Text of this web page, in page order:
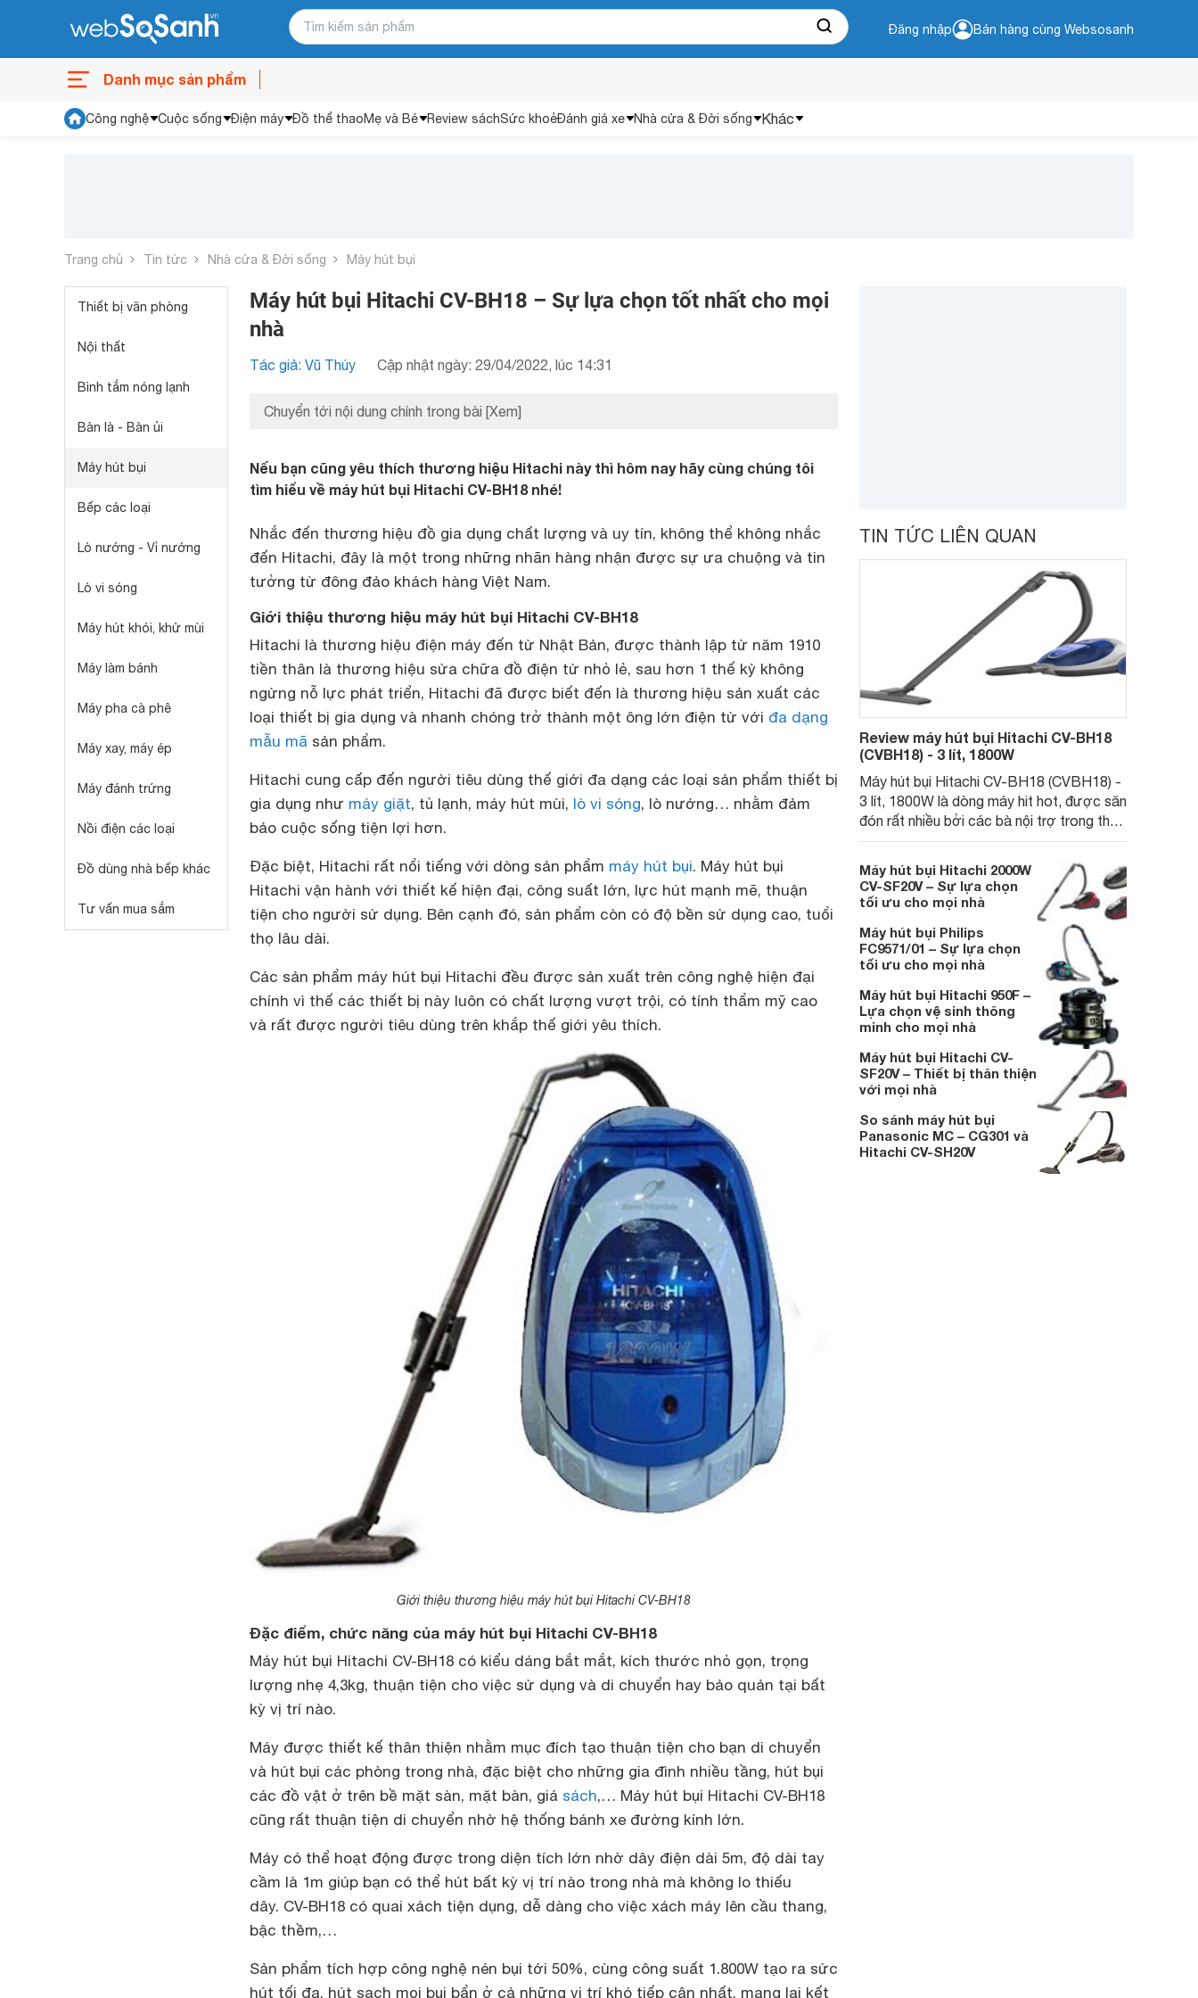
Đăng nhập Bán hàng cùng Websosanh
Danh mục sản phẩm
Công nghệ Cuộc sống Điện máy Đồ thể thaoMẹ và Bé Review sáchSức khoẻĐánh giá xe Nhà cửa & Đời sống Khác
Trang chủ Tin tức Nhà cửa & Đời sống Máy hút bụi
Thiết bị văn phòng
Nội thất
Bình tắm nóng lạnh
Bàn là - Bàn ủi
Máy hút bụi
Bếp các loại
Lò nướng - Vỉ nướng
Lò vi sóng
Máy hút khói, khử mùi
Máy làm bánh
Máy pha cà phê
Máy xay, máy ép
Máy đánh trứng
Nồi điện các loại
Đồ dùng nhà bếp khác
Tư vấn mua sắm
Máy hút bụi Hitachi CV-BH18 – Sự lựa chọn tốt nhất cho mọi
nhà
Tác giả: Vũ Thúy Cập nhật ngày: 29/04/2022, lúc 14:31
Chuyển tới nội dung chính trong bài [Xem]
Nếu bạn cũng yêu thích thương hiệu Hitachi này thì hôm nay hãy cùng chúng tôi
tìm hiểu về máy hút bụi Hitachi CV-BH18 nhé!
Nhắc đến thương hiệu đồ gia dụng chất lượng và uy tín, không thể không nhắc
đến Hitachi, đây là một trong những nhãn hàng nhận được sự ưa chuộng và tin
tưởng từ đông đảo khách hàng Việt Nam.
Giới thiệu thương hiệu máy hút bụi Hitachi CV-BH18
Hitachi là thương hiệu điện máy đến từ Nhật Bản, được thành lập từ năm 1910
tiền thân là thương hiệu sửa chữa đồ điện tử nhỏ lẻ, sau hơn 1 thế kỷ không
ngừng nỗ lực phát triển, Hitachi đã được biết đến là thương hiệu sản xuất các
loại thiết bị gia dụng và nhanh chóng trở thành một ông lớn điện tử với đa dạng
mẫu mã sản phẩm.
Hitachi cung cấp đến người tiêu dùng thế giới đa dạng các loại sản phẩm thiết bị
gia dụng như máy giặt, tủ lạnh, máy hút mùi, lò vi sóng, lò nướng… nhằm đảm
bảo cuộc sống tiện lợi hơn.
Đặc biệt, Hitachi rất nổi tiếng với dòng sản phẩm máy hút bụi. Máy hút bụi
Hitachi vận hành với thiết kế hiện đại, công suất lớn, lực hút mạnh mẽ, thuận
tiện cho người sử dụng. Bên cạnh đó, sản phẩm còn có độ bền sử dụng cao, tuổi
thọ lâu dài.
Các sản phẩm máy hút bụi Hitachi đều được sản xuất trên công nghệ hiện đại
chính vì thế các thiết bị này luôn có chất lượng vượt trội, có tính thẩm mỹ cao
và rất được người tiêu dùng trên khắp thế giới yêu thích.
Giới thiệu thương hiệu máy hút bụi Hitachi CV-BH18
Đặc điểm, chức năng của máy hút bụi Hitachi CV-BH18
Máy hút bụi Hitachi CV-BH18 có kiểu dáng bắt mắt, kích thước nhỏ gọn, trọng
lượng nhẹ 4,3kg, thuận tiện cho việc sử dụng và di chuyển hay bảo quản tại bất
kỳ vị trí nào.
Máy được thiết kế thân thiện nhằm mục đích tạo thuận tiện cho bạn di chuyển
và hút bụi các phòng trong nhà, đặc biệt cho những gia đình nhiều tầng, hút bụi
các đồ vật ở trên bề mặt sàn, mặt bàn, giá sách,… Máy hút bụi Hitachi CV-BH18
cũng rất thuận tiện di chuyển nhờ hệ thống bánh xe đường kính lớn.
Máy có thể hoạt động được trong diện tích lớn nhờ dây điện dài 5m, độ dài tay
cầm là 1m giúp bạn có thể hút bất kỳ vị trí nào trong nhà mà không lo thiếu
dây. CV-BH18 có quai xách tiện dụng, dễ dàng cho việc xách máy lên cầu thang,
bậc thềm,…
Sản phẩm tích hợp công nghệ nén bụi tới 50%, cùng công suất 1.800W tạo ra sức
hút tối đa, hút sạch mọi bụi bẩn ở cả những vị trí khó tiếp cận nhất, mang lại kết
TIN TỨC LIÊN QUAN
Review máy hút bụi Hitachi CV-BH18
(CVBH18) - 3 lít, 1800W
Máy hút bụi Hitachi CV-BH18 (CVBH18) -
3 lít, 1800W là dòng máy hit hot, được săn
đón rất nhiều bởi các bà nội trợ trong thời
gian vừa qua. Bài viết dưới đây sẽ là
những đánh giá khách quan nhất về máy
hút bụi này.
Máy hút bụi Hitachi 2000W
CV-SF20V – Sự lựa chọn
tối ưu cho mọi nhà
Máy hút bụi Philips
FC9571/01 – Sự lựa chọn
tối ưu cho mọi nhà
Máy hút bụi Hitachi 950F –
Lựa chọn vệ sinh thông
minh cho mọi nhà
Máy hút bụi Hitachi CV-
SF20V – Thiết bị thân thiện
với mọi nhà
So sánh máy hút bụi
Panasonic MC – CG301 và
Hitachi CV-SH20V